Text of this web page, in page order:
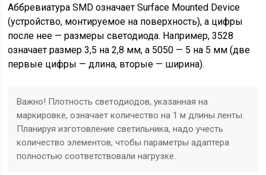
Аббревиатура SMD означает Surface Mounted Device
(устройство, монтируемое на поверхность), а цифры
после нее — размеры светодиода. Например, 3528
означает размер 3,5 на 2,8 мм, а 5050 — 5 на 5 мм (две
первые цифры — длина, вторые — ширина).
Важно! Плотность светодиодов, указанная на
маркировке, означает количество на 1 м длины ленты.
Планируя изготовление светильника, надо учесть
количество элементов, чтобы параметры адаптера
полностью соответствовали нагрузке.